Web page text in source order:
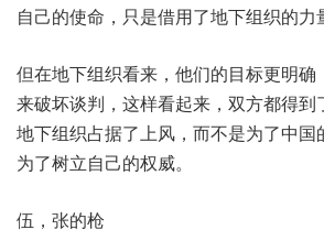
自己的使命，只是借用了地下组织的力
但在地下组织看来，他们的目标更明
来破坏谈判，这样看起来，双方都得到
地下组织占据了上风，而不是为了中国
为了树立自己的权威。
伍，张的枪